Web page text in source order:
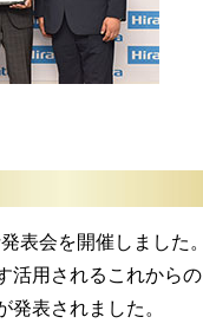
表会を開催しました。
活用されるこれからの
表されました。